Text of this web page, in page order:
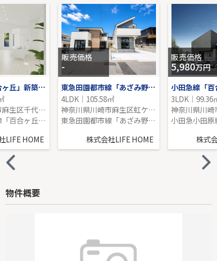
コスモ玉川学園前
2階｜3LDK｜75.11㎡｜西
販売価格を見る
小田急線「百合ヶ丘」新築戸建て
神奈川県川崎市麻生区千代ケ丘６丁目
小田急小田原線「百合ヶ丘」駅 徒歩16分
LIFE HOME
販売価格
-
東急田園都市線「あざみ野」新築戸建
4LDK｜105.58㎡
神奈川県川崎市麻生区虹ケ丘１丁目
東急田園都市線「あざみ野」駅 バス9分 「虹ヶ丘小学校」 停歩5分
株式会社LIFE HOME
販売価格
5,980万円
3LDK｜99.36
株式
物件概要